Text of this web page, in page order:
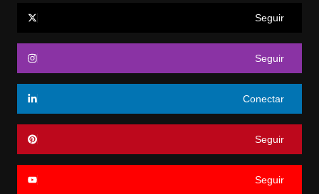
Seguir
Seguir
Conectar
Seguir
Seguir